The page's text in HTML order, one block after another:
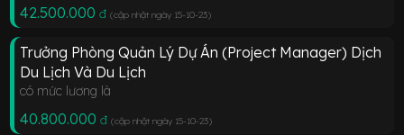
42.500.000 đ (cập nhật ngày 15-10-23)
Trưởng Phòng Quản Lý Dự Án (Project Manager) Dịch
Du Lịch Và Du Lịch
có mức lương là
40.800.000 đ (cập nhật ngày 15-10-23)